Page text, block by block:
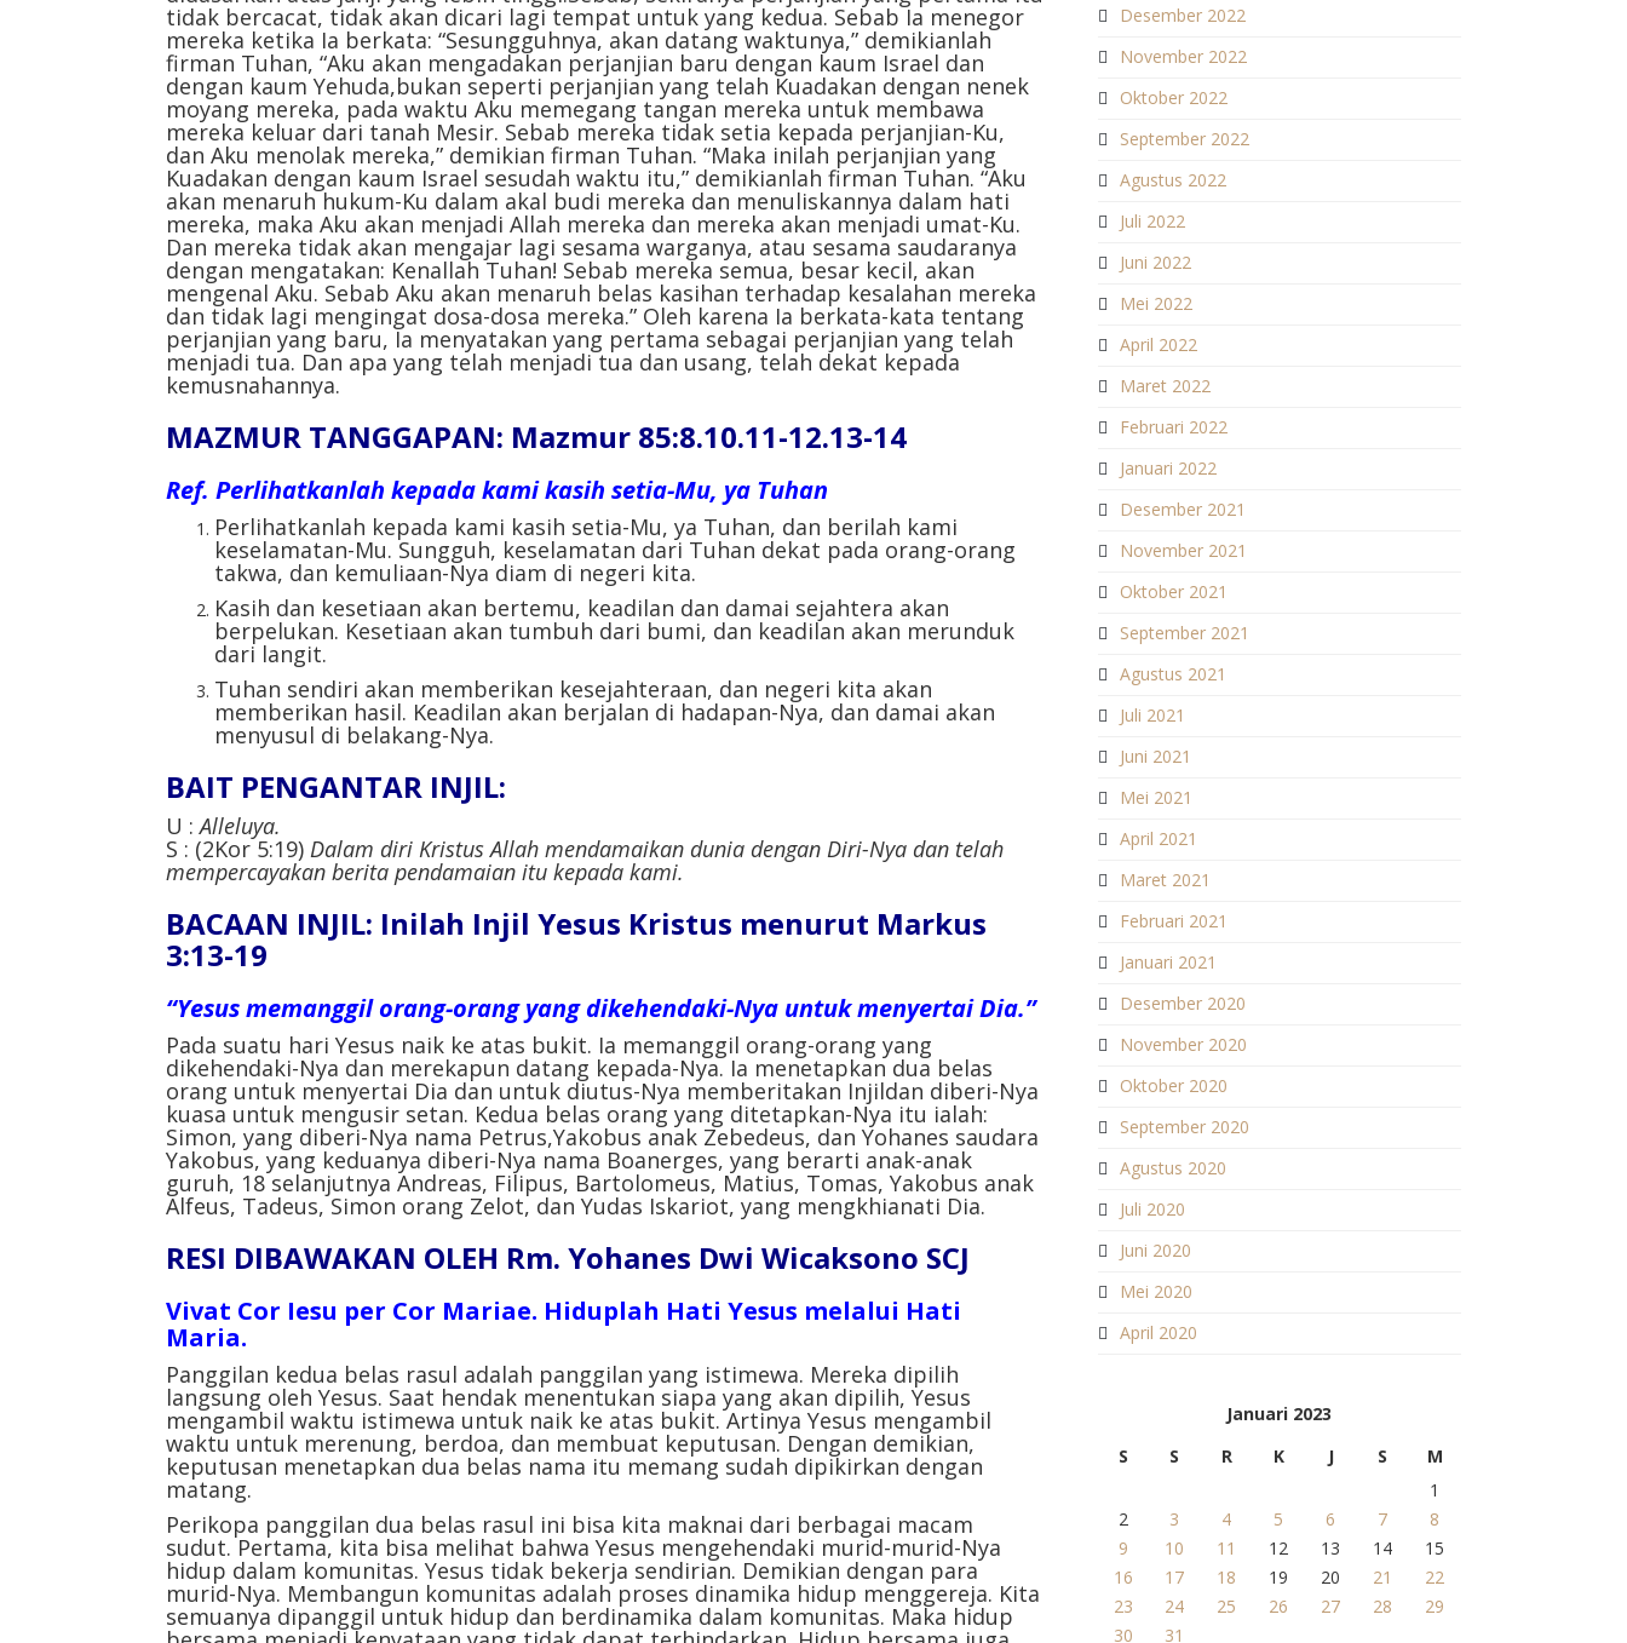
tidak bercacat, tidak akan dicari lagi tempat untuk yang kedua. Sebab Ia menegor
mereka ketika Ia berkata: “Sesungguhnya, akan datang waktunya,” demikianlah
firman Tuhan, “Aku akan mengadakan perjanjian baru dengan kaum Israel dan
dengan kaum Yehuda,bukan seperti perjanjian yang telah Kuadakan dengan nenek
moyang mereka, pada waktu Aku memegang tangan mereka untuk membawa
mereka keluar dari tanah Mesir. Sebab mereka tidak setia kepada perjanjian-Ku,
dan Aku menolak mereka,” demikian firman Tuhan. “Maka inilah perjanjian yang
Kuadakan dengan kaum Israel sesudah waktu itu,” demikianlah firman Tuhan. “Aku
akan menaruh hukum-Ku dalam akal budi mereka dan menuliskannya dalam hati
mereka, maka Aku akan menjadi Allah mereka dan mereka akan menjadi umat-Ku.
Dan mereka tidak akan mengajar lagi sesama warganya, atau sesama saudaranya
dengan mengatakan: Kenallah Tuhan! Sebab mereka semua, besar kecil, akan
mengenal Aku. Sebab Aku akan menaruh belas kasihan terhadap kesalahan mereka
dan tidak lagi mengingat dosa-dosa mereka.” Oleh karena Ia berkata-kata tentang
perjanjian yang baru, Ia menyatakan yang pertama sebagai perjanjian yang telah
menjadi tua. Dan apa yang telah menjadi tua dan usang, telah dekat kepada
kemusnahannya.
MAZMUR TANGGAPAN: Mazmur 85:8.10.11-12.13-14
Ref. Perlihatkanlah kepada kami kasih setia-Mu, ya Tuhan
Perlihatkanlah kepada kami kasih setia-Mu, ya Tuhan, dan berilah kami
keselamatan-Mu. Sungguh, keselamatan dari Tuhan dekat pada orang-orang
takwa, dan kemuliaan-Nya diam di negeri kita.
Kasih dan kesetiaan akan bertemu, keadilan dan damai sejahtera akan
berpelukan. Kesetiaan akan tumbuh dari bumi, dan keadilan akan merunduk
dari langit.
Tuhan sendiri akan memberikan kesejahteraan, dan negeri kita akan
memberikan hasil. Keadilan akan berjalan di hadapan-Nya, dan damai akan
menyusul di belakang-Nya.
BAIT PENGANTAR INJIL:
U : Alleluya.
S : (2Kor 5:19) Dalam diri Kristus Allah mendamaikan dunia dengan Diri-Nya dan telah
mempercayakan berita pendamaian itu kepada kami.
BACAAN INJIL: Inilah Injil Yesus Kristus menurut Markus
3:13-19
“Yesus memanggil orang-orang yang dikehendaki-Nya untuk menyertai Dia.”
Pada suatu hari Yesus naik ke atas bukit. Ia memanggil orang-orang yang
dikehendaki-Nya dan merekapun datang kepada-Nya. Ia menetapkan dua belas
orang untuk menyertai Dia dan untuk diutus-Nya memberitakan Injildan diberi-Nya
kuasa untuk mengusir setan. Kedua belas orang yang ditetapkan-Nya itu ialah:
Simon, yang diberi-Nya nama Petrus,Yakobus anak Zebedeus, dan Yohanes saudara
Yakobus, yang keduanya diberi-Nya nama Boanerges, yang berarti anak-anak
guruh, 18 selanjutnya Andreas, Filipus, Bartolomeus, Matius, Tomas, Yakobus anak
Alfeus, Tadeus, Simon orang Zelot, dan Yudas Iskariot, yang mengkhianati Dia.
RESI DIBAWAKAN OLEH Rm. Yohanes Dwi Wicaksono SCJ
Vivat Cor Iesu per Cor Mariae. Hiduplah Hati Yesus melalui Hati
Maria.
Panggilan kedua belas rasul adalah panggilan yang istimewa. Mereka dipilih
langsung oleh Yesus. Saat hendak menentukan siapa yang akan dipilih, Yesus
mengambil waktu istimewa untuk naik ke atas bukit. Artinya Yesus mengambil
waktu untuk merenung, berdoa, dan membuat keputusan. Dengan demikian,
keputusan menetapkan dua belas nama itu memang sudah dipikirkan dengan
matang.
Perikopa panggilan dua belas rasul ini bisa kita maknai dari berbagai macam
sudut. Pertama, kita bisa melihat bahwa Yesus mengehendaki murid-murid-Nya
hidup dalam komunitas. Yesus tidak bekerja sendirian. Demikian dengan para
murid-Nya. Membangun komunitas adalah proses dinamika hidup menggereja. Kita
semuanya dipanggil untuk hidup dan berdinamika dalam komunitas. Maka hidup
Desember 2022
November 2022
Oktober 2022
September 2022
Agustus 2022
Juli 2022
Juni 2022
Mei 2022
April 2022
Maret 2022
Februari 2022
Januari 2022
Desember 2021
November 2021
Oktober 2021
September 2021
Agustus 2021
Juli 2021
Juni 2021
Mei 2021
April 2021
Maret 2021
Februari 2021
Januari 2021
Desember 2020
November 2020
Oktober 2020
September 2020
Agustus 2020
Juli 2020
Juni 2020
Mei 2020
April 2020
Januari 2023
S
S R K J S
M
1
2
3 4 5 6 7
8
9
10 11 12 13 14
15
16
17 18 19 20 21
22
23
24 25 26 27 28
29
30
31